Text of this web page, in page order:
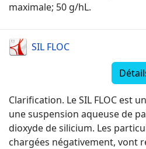
maximale; 50 g/hL.
SIL FLOC
Clarification. Le SIL FLOC est
une suspension aqueuse de
dioxyde de silicium. Les
chargées négativement, vont